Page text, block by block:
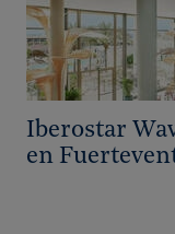
Iberostar
en